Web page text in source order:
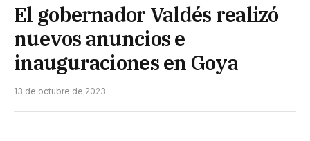
El gobernador Valdés realizó
nuevos anuncios e
inauguraciones en Goya
13 de octubre de 2023